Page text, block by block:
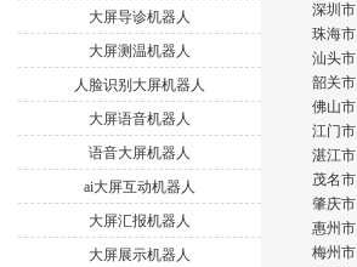
大屏导诊机器人
大屏测温机器人
人脸识别大屏机器人
大屏语音机器人
语音大屏机器人
ai大屏互动机器人
大屏汇报机器人
大屏展示机器人
深圳市
珠海市
汕头市
韶关市
佛山市
江门市
湛江市
茂名市
肇庆市
惠州市
梅州市